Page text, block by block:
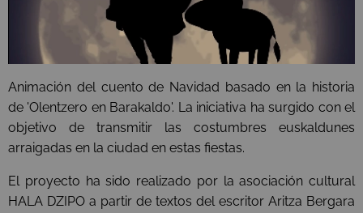
Animación del cuento de Navidad basado en la historia
de 'Olentzero en Barakaldo'. La iniciativa ha surgido con el
objetivo de transmitir las costumbres euskaldunes
arraigadas en la ciudad en estas fiestas.
El proyecto ha sido realizado por la asociación cultural
HALA DZIPO a partir de textos del escritor Aritza Bergara